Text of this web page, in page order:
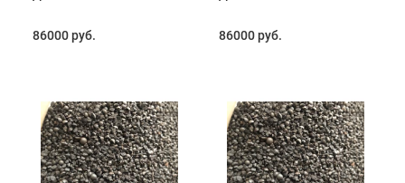
86000 руб. 86000 руб.